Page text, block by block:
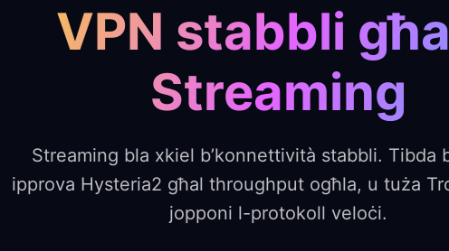
VPN stabbli
Streaming
Streaming bla xkiel b’konnettività stabbli. Tibda
ipprova Hysteria2 għal throughput ogħla, u tuża
jopponi l-protokoll veloċi.